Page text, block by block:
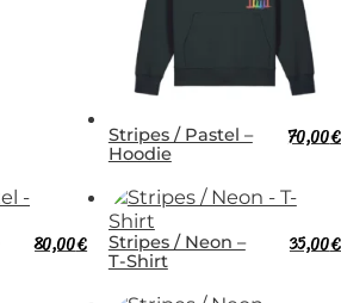
Stripes / Pastel –
Hoodie
70,00€
80,00€
Stripes / Neon –
T-Shirt
35,00€